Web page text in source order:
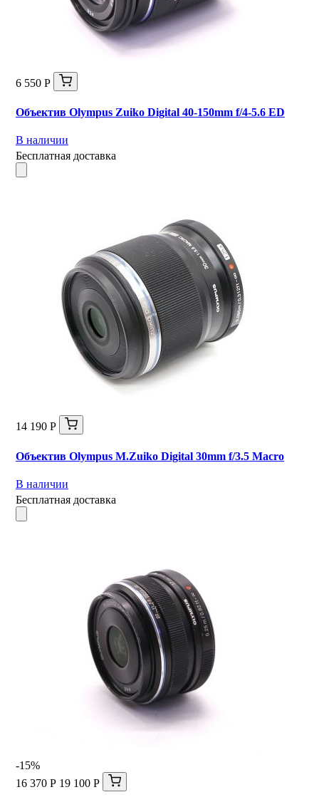
6 550 Р
Объектив Olympus Zuiko Digital 40-150mm f/4-5.6 ED
В наличии
Бесплатная доставка
14 190 Р
Объектив Olympus M.Zuiko Digital 30mm f/3.5 Macro
В наличии
Бесплатная доставка
-15%
16 370 Р 19 100 Р